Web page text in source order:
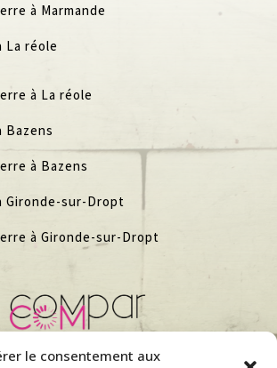
le consentement aux
à Marmande
La réole
à La réole
Bazens
à Bazens
Gironde-sur-Dropt
à Gironde-sur-Dropt